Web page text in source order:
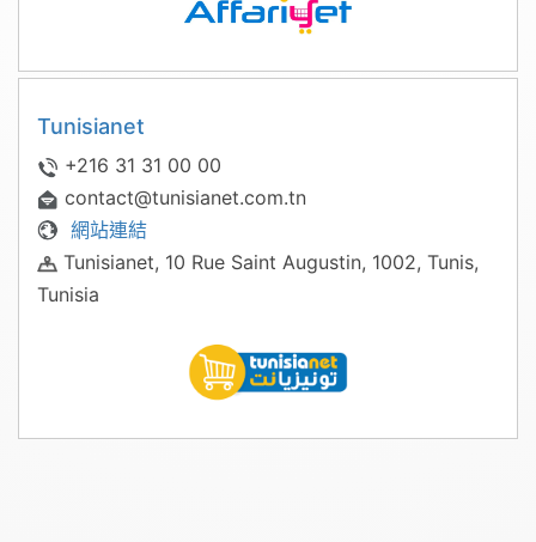
Tunisianet
+216 31 31 00 00
contact@tunisianet.com.tn
網站連結
Tunisianet, 10 Rue Saint Augustin, 1002, Tunis,
Tunisia